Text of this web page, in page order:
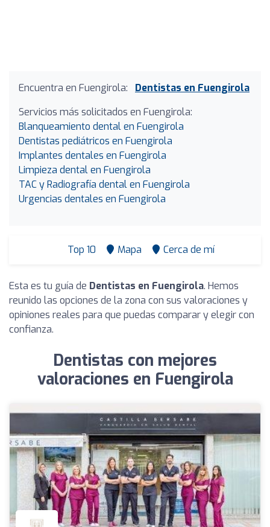
Encuentra en Fuengirola:
Dentistas en Fuengirola
Servicios más solicitados en Fuengirola:
Blanqueamiento dental en Fuengirola
Dentistas pediátricos en Fuengirola
Implantes dentales en Fuengirola
Limpieza dental en Fuengirola
TAC y Radiografía dental en Fuengirola
Urgencias dentales en Fuengirola
Top 10 Mapa Cerca de mí
Esta es tu guía de Dentistas en Fuengirola. Hemos
reunido las opciones de la zona con sus valoraciones y
opiniones reales para que puedas comparar y elegir con
confianza.
Dentistas con mejores
valoraciones en Fuengirola